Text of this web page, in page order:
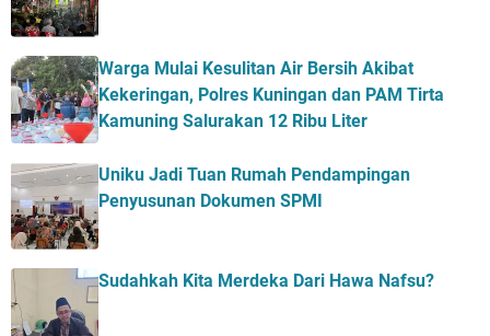
Warga Mulai Kesulitan Air Bersih Akibat
Kekeringan, Polres Kuningan dan PAM Tirta
Kamuning Salurakan 12 Ribu Liter
Uniku Jadi Tuan Rumah Pendampingan
Penyusunan Dokumen SPMI
Sudahkah Kita Merdeka Dari Hawa Nafsu?